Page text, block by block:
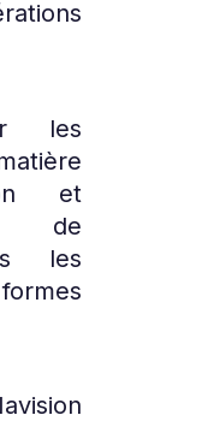
les
et
de
les